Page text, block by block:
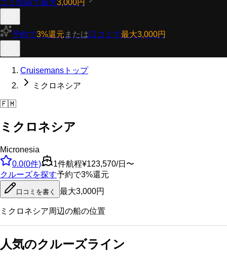
コミ投稿で最大3,000円
予約で3%還元 または口コミで最大3,000円
Cruisemansトップ
ミクロネシア
🇫🇲
ミクロネシア
Micronesia
0.0(0件) 1件航程¥123,570/日〜
クルーズを探す予約で3%還元
口コミを書く 最大3,000円
ミクロネシア周辺の船の位置
人気のクルーズライン